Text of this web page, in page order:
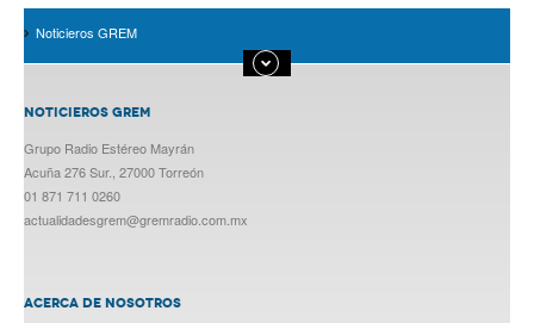
Noticieros GREM
NOTICIEROS GREM
Grupo Radio Estéreo Mayrán
Acuña 276 Sur., 27000 Torreón
01 871 711 0260
actualidadesgrem@gremradio.com.mx
ACERCA DE NOSOTROS